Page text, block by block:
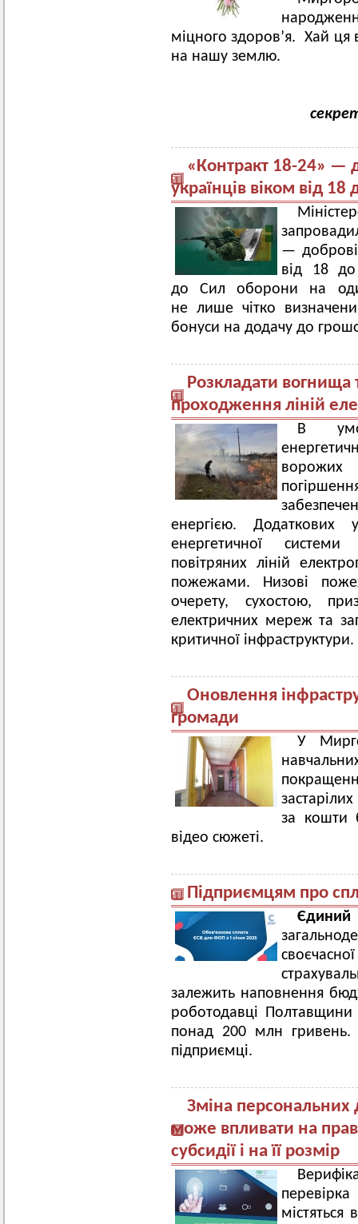
міцного здоров’я. Хай ця
на нашу землю.
«Контракт 18-24» —
українців віком від 18
—
від 18 до
до Сил оборони на
не лише чітко
бонуси на додачу до
Розкладати вогнища
проходження ліній
В
енергією. Додаткових
енергетичної
повітряних ліній
пожежами. Низові
очерету, сухостою,
електричних мереж та
критичної інфраструктури.
Оновлення
громади
У
за кошти
відео сюжеті.
Підприємцям про
Єдиний
залежить наповнення
роботодавці
понад 200 млн гривень.
підприємці.
Зміна персональних
може впливати на
субсидії і на її розмір
містяться